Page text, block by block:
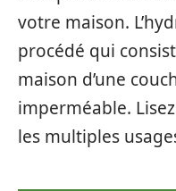
votre maison.
procédé qui
maison d’une
imperméable.
les multiples